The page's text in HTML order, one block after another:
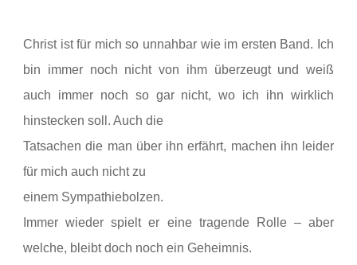
Christ ist für mich so unnahbar wie im ersten Band. Ich
bin immer noch nicht von ihm überzeugt und weiß
auch immer noch so gar nicht, wo ich ihn wirklich
hinstecken soll. Auch die
Tatsachen die man über ihn erfährt, machen ihn leider
für mich auch nicht zu
einem Sympathiebolzen.
Immer wieder spielt er eine tragende Rolle – aber
welche, bleibt doch noch ein Geheimnis.